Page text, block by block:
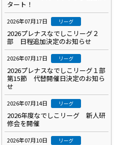
タート！
2026年07月17日 リーグ
2026プレナスなでしこリーグ２
部 日程追加決定のお知らせ
2026年07月17日 リーグ
2026プレナスなでしこリーグ１部
第15節 代替開催日決定のお知ら
せ
2026年07月14日 リーグ
2026年度なでしこリーグ 新人研
修会を開催
2026年07月10日 リーグ